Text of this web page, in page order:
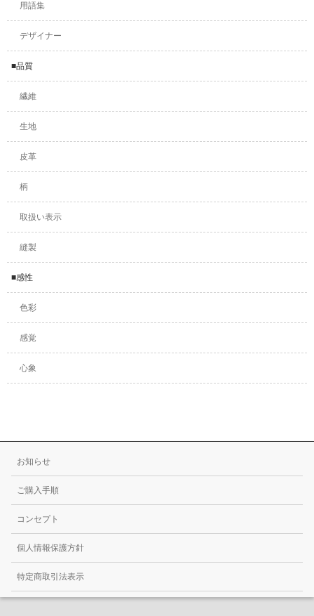
用語集
デザイナー
■品質
繊維
生地
皮革
柄
取扱い表示
縫製
■感性
色彩
感覚
心象
お知らせ
ご購入手順
コンセプト
個人情報保護方針
特定商取引法表示